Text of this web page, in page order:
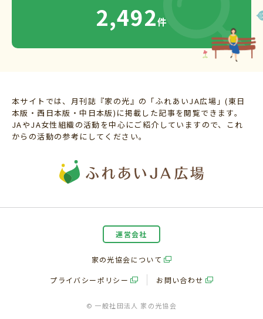
2,492件
本サイトでは、月刊誌『家の光』の「ふれあいJA広場」(東日
本版・西日本版・中日本版)に掲載した記事を閲覧できます。
JAやJA女性組織の活動を中心にご紹介していますので、これ
からの活動の参考にしてください。
運営会社
家の光協会について
プライバシーポリシー お問い合わせ
© 一般社団法人 家の光協会